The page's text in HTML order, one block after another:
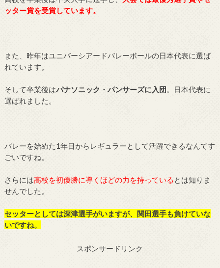
ッター賞を受賞しています。
また、昨年はユニバーシアードバレーボールの日本代表に選ば
れています。
そして卒業後はパナソニック・パンサーズに入団。日本代表に
選ばれました。
バレーを始めた1年目からレギュラーとして活躍できるなんてす
ごいですね。
さらには高校を初優勝に導くほどの力を持っている とは知りま
せんでした。
セッターとしては深津選手がいますが、関田選手も負けていな
いですね。
スポンサードリンク